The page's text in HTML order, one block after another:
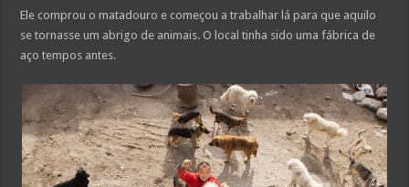
Ele comprou o matadouro e começou a trabalhar lá para que aquilo
se tornasse um abrigo de animais. O local tinha sido uma fábrica de
aço tempos antes.